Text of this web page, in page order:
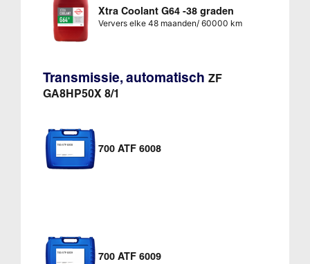
Xtra Coolant G64 -38 graden
Ververs elke 48 maanden/ 60000 km
Transmissie, automatisch ZF
GA8HP50X 8/1
700 ATF 6008
700 ATF 6009